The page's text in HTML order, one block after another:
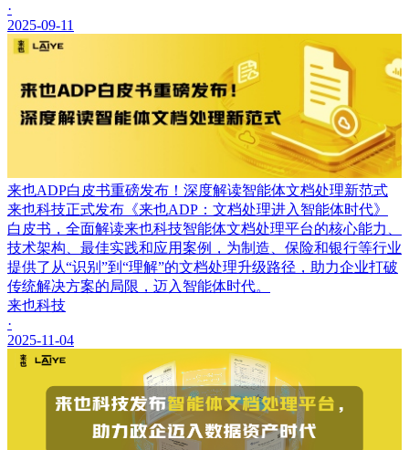
·
2025-09-11
来也ADP白皮书重磅发布！深度解读智能体文档处理新范式
来也科技正式发布《来也ADP：文档处理进入智能体时代》
白皮书，全面解读来也科技智能体文档处理平台的核心能力、
技术架构、最佳实践和应用案例，为制造、保险和银行等行业
提供了从“识别”到“理解”的文档处理升级路径，助力企业打破
传统解决方案的局限，迈入智能体时代。
来也科技
·
2025-11-04